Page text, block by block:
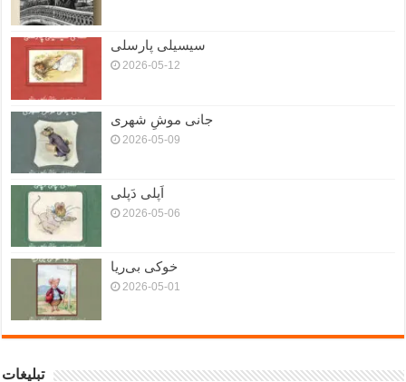
سیسیلی پارسلی
2026-05-12
جانی موشِ شهری
2026-05-09
اَپلی دَپلی
2026-05-06
خوکی بی‌ریا
2026-05-01
تبلیغات